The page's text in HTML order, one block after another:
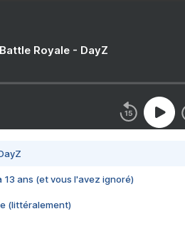
Royale - DayZ
13 ans (et vous l'avez ignoré)
(littéralement)